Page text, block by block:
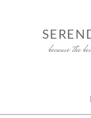
because the